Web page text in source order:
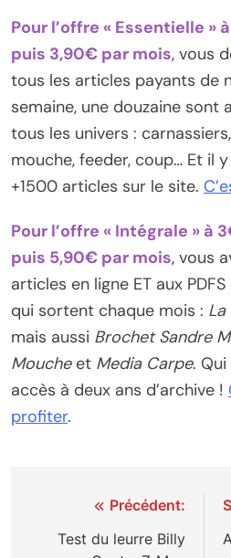
Pour l’offre « Essentielle »
puis 3,90€ par mois, vous
tous les articles payants de
semaine, une douzaine
tous les univers :
mouche, feeder, coup… Et il
+1500 articles sur le site.
Pour l’offre « Intégrale » à
puis 5,90€ par mois, vous
articles en ligne ET aux
qui sortent chaque mois :
mais aussi Brochet Sandre
Moucheet Media Carpe.
accès à deux ans d’archive !
profiter.
NavigationPrécédent:
Test du leurre Billy